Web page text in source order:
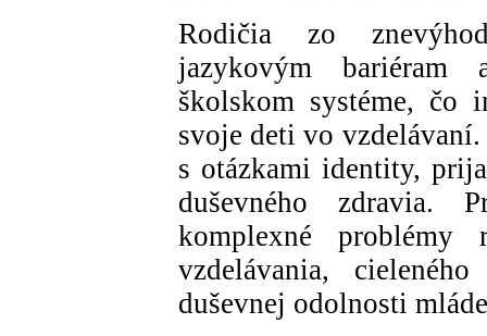
Rodičia zo
jazykovým bariéram
školskom systéme, čo
svoje deti vo
s otázkami identity,
duševného zdravia.
komplexné problémy
vzdelávania,
duševnej odolnosti